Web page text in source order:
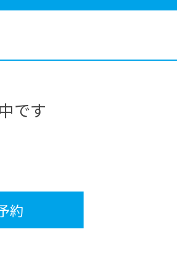
です
約